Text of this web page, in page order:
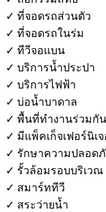
✓ ที่จอดรถส่วนตัว
✓ ที่จอดรถในร่ม
✓ ทีวีจอแบน
✓ บริการน้ำประปา
✓ บริการไฟฟ้า
✓ บ่อน้ำบาดาล
✓ พื้นที่ทำงานร่วมกัน
✓ มีแพ็คเก็จเฟอร์นิเจ
✓ รักษาความปลอดภั
✓ รั้วล้อมรอบบริเวณ
✓ สมาร์ททีวี
✓ สระว่ายน้ำ